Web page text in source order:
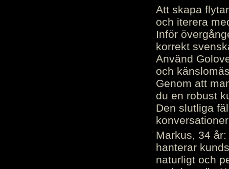
Att skapa
och iterera
Inför
korrekt
Använd
och
Genom att
du en robust
Den slutliga
Markus, 34
hanterar
naturligt och